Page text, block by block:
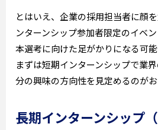
とはいえ、企業の採用担当者に顔
ンターンシップ参加者限定のイベン
本選考に向けた足がかりになる可能
まずは短期インターンシップで業
分の興味の方向性を見定めるのがお
長期インターンシップ